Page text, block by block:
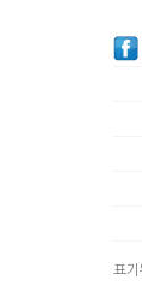
표